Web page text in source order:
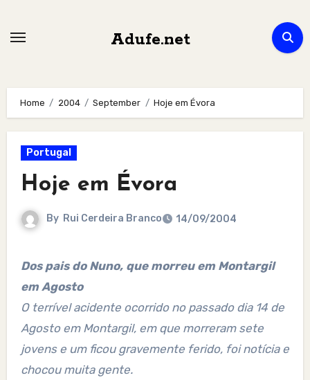
Adufe.net
Home 2004 September Hoje em Évora
Portugal
Hoje em Évora
By Rui Cerdeira Branco 14/09/2004
Dos pais do Nuno, que morreu em Montargil
em Agosto
O terrível acidente ocorrido no passado dia 14 de
Agosto em Montargil, em que morreram sete
jovens e um ficou gravemente ferido, foi notícia e
chocou muita gente.